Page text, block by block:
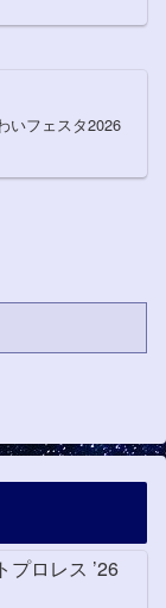
いフェスタ2026
プロレス ’26